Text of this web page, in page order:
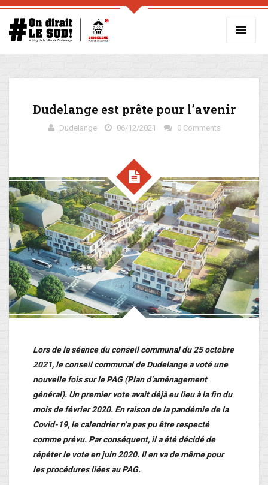
Dudelange est prête pour l’avenir
Dudelange 06/12/2021 0 Comments
Lors de la séance du conseil communal du 25 octobre
2021, le conseil communal de Dudelange a voté une
nouvelle fois sur le PAG (Plan d’aménagement
général). Un premier vote avait déjà eu lieu à la fin du
mois de février 2020. En raison de la pandémie de la
Covid-19, le calendrier n’a pas pu être respecté
comme prévu. Par conséquent, il a été décidé de
répéter le vote en juin 2020. Il en va de même pour
les procédures liées au PAG.